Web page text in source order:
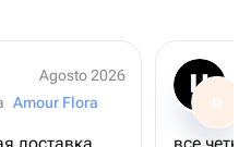
Agosto 2026
Amour Flora R